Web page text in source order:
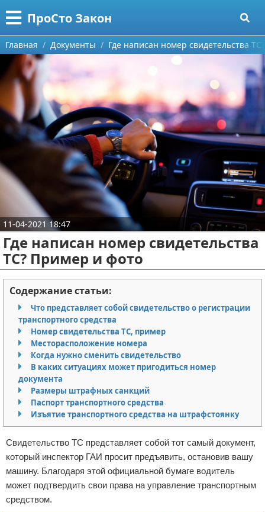
ПроСто Закон
Меню
Главная
Категории
Страхование
Документы
Гражданское право
Жилищное право
Финансовое право
Налоговое право
Трудовое право
Миграционное право
Административное право
Пенсия, пособия и льготы
Семейное право
Льготы и компенсации
Наследство и завещания
Медицинское право
Уголовное право
Нотариат в РФ
Поиск
О проекте
Контакты
Сотрудничество
Размещение рекламы
Для правообладателей
Условия предоставления информации
Отказ от ответственности
Главная Документы Где написан номер свидетельства
11-04-2021 18:47
Где написан номер свидетельства
ТС? Пример и фото
Содержание статьи:
Что представляет собой свидетельство о регистрации
транспортного средства
Номер свидетельства ТС, пример
Месторасположение номера
Когда нужно сменить свидетельство
В каких ситуациях может пригодиться номер
документа
Размеры штрафных санкций
Паспорт транспортного средства
Изъятие транспортного средства на штрафстоянку
Свидетельство ТС представляет собой тот самый документ,
который инспектор ГАИ просит предъявить, остановив вашу
машину. Благодаря этой официальной бумаге водитель
может подтвердить свои права на управление транспортным
средством.